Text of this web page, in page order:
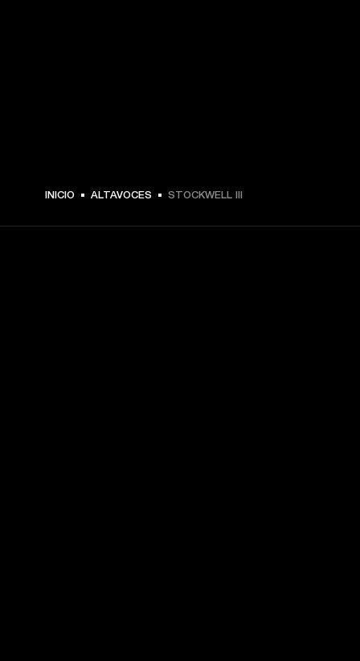
$ 249.99 -
INICIO ALTAVOCES STOCKWELL III